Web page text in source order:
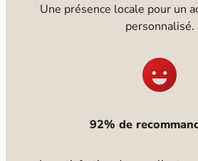
Une présence locale pour un
personnalisé.
92% de